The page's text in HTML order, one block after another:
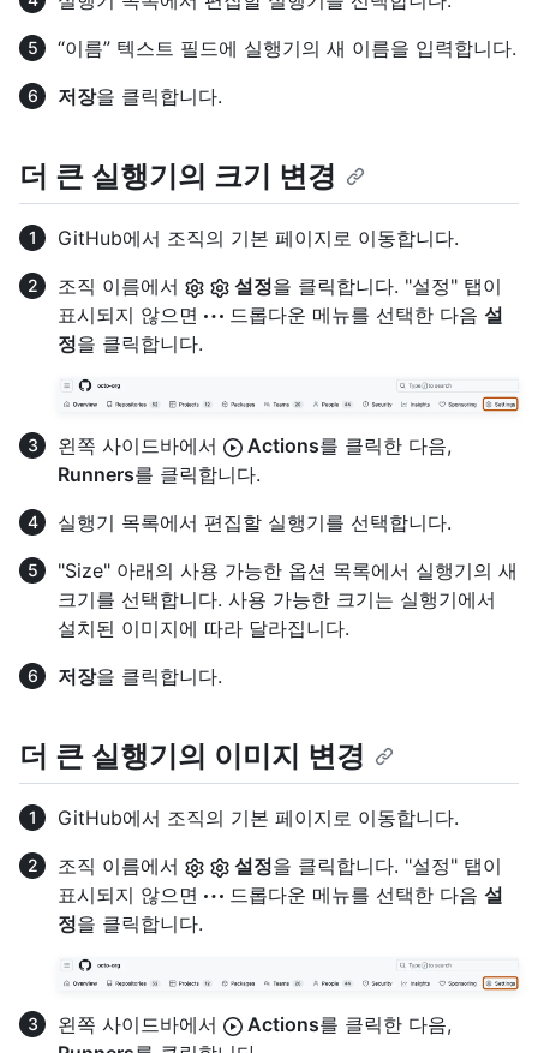
“이름” 텍스트 필드에 실행기의 새 이름을 입력합니다.
저장을 클릭합니다.
더 큰 실행기의 크기 변경
GitHub에서 조직의 기본 페이지로 이동합니다.
조직 이름에서
설정을 클릭합니다. "설정" 탭이
표시되지 않으면
드롭다운 메뉴를 선택한 다음 설
정을 클릭합니다.
왼쪽 사이드바에서 Actions를 클릭한 다음,
Runners를 클릭합니다.
실행기 목록에서 편집할 실행기를 선택합니다.
"Size" 아래의 사용 가능한 옵션 목록에서 실행기의 새
크기를 선택합니다. 사용 가능한 크기는 실행기에서
설치된 이미지에 따라 달라집니다.
저장을 클릭합니다.
더 큰 실행기의 이미지 변경
GitHub에서 조직의 기본 페이지로 이동합니다.
조직 이름에서
설정을 클릭합니다. "설정" 탭이
표시되지 않으면
드롭다운 메뉴를 선택한 다음 설
정을 클릭합니다.
왼쪽 사이드바에서 Actions를 클릭한 다음,